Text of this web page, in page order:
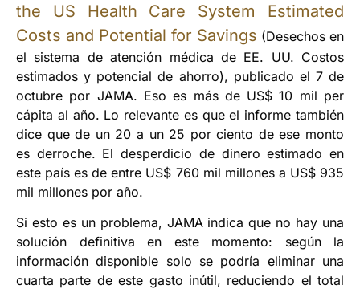
the US Health Care System Estimated
Costs and Potential for Savings (Desechos en
el sistema de atención médica de EE. UU. Costos
estimados y potencial de ahorro), publicado el 7 de
octubre por JAMA. Eso es más de US$ 10 mil per
cápita al año. Lo relevante es que el informe también
dice que de un 20 a un 25 por ciento de ese monto
es derroche. El desperdicio de dinero estimado en
este país es de entre US$ 760 mil millones a US$ 935
mil millones por año.
Si esto es un problema, JAMA indica que no hay una
solución definitiva en este momento: según la
información disponible solo se podría eliminar una
cuarta parte de este gasto inútil, reduciendo el total